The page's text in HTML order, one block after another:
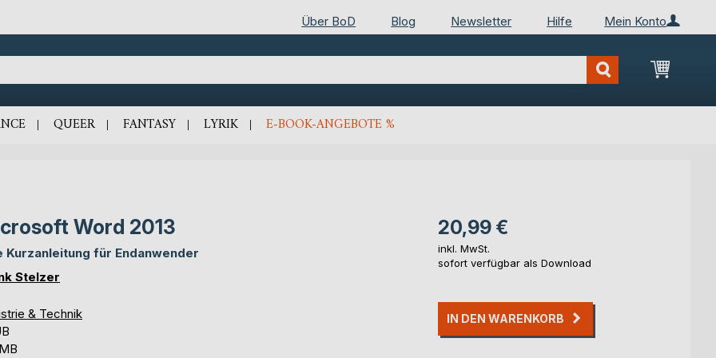
Mein Konto
Über BoD Blog Newsletter Hilfe
Mein
QUEER FANTASY LYRIK E-BOOK-ANGEBOTE %
Word 2013
Kurzanleitung für Endanwender
Stelzer
& Technik
20,99 €
inkl. MwSt.
sofort verfügbar als Download
IN DEN WARENKORB